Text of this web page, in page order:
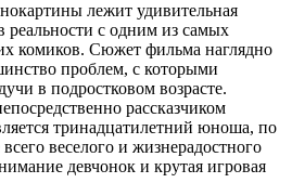
лежит удивительная
реальности с одним из самых
комиков. Сюжет фильма наглядно
проблем, с которыми
в подростковом возрасте.
рассказчиком
тринадцатилетний юноша, по
веселого и жизнерадостного
девчонок и крутая игровая